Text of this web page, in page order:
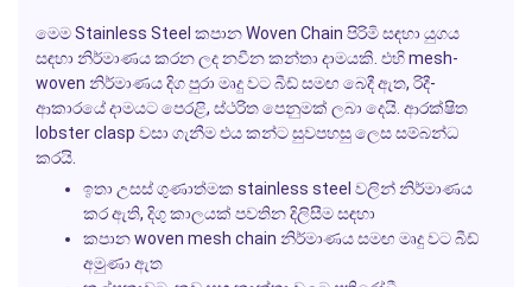
මෙමStainless Steel කපානWoven Chain පිරිමි සඳහා යුගය
සඳහා නිර්මාණය කරන ලද නවීන කන්තා දාමයකි. එහිmesh-
woven නිර්මාණය දිග පුරා මෘදු වට බීඩ් සමඟ බෙදී ඇත, රිදී-
ආකාරයේ දාමයට පෙරළි, ස්ථරිත පෙනුමක් ලබා දෙයි. ආරක්ෂිත
lobster clasp වසා ගැනීම එය කන්ට සුවපහසු ලෙස සම්බන්ධ
කරයි.
ඉතා උසස් ගුණාත්මක stainless steel වලින් නිර්මාණය
කර ඇති, දිගු කාලයක් පවතින දිලිසීම සඳහා
කපානwoven mesh chain නිර්මාණය සමඟ මෘදු වට බීඩ්
අමුණා ඇත